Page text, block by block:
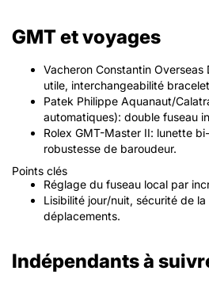
GMT et voyages
Vacheron Constantin Overseas
utile, interchangeabilité
Patek Philippe Aquanaut/
automatiques): double fuseau
Rolex GMT-Master II: lunette
robustesse de baroudeur.
Points clés
Réglage du fuseau local par
Lisibilité jour/nuit, sécurité de
déplacements.
Indépendants à